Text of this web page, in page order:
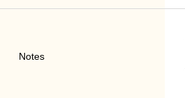
Notes